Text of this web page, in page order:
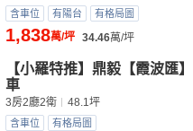
含車位 有陽台 有格局圖
1,838萬/坪 34.46萬/坪
【小羅特推】鼎毅【霞波匯
車
3房2廳2衛 48.1坪
含車位 有格局圖